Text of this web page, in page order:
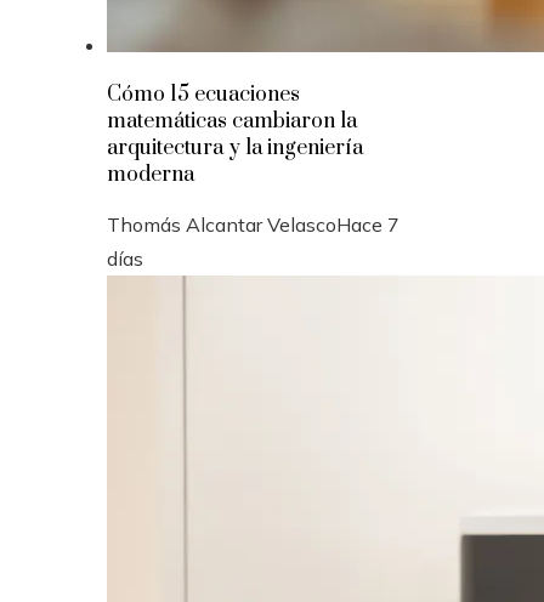
Cómo 15 ecuaciones
matemáticas cambiaron la
arquitectura y la ingeniería
moderna
Thomás Alcantar VelascoHace 7
días